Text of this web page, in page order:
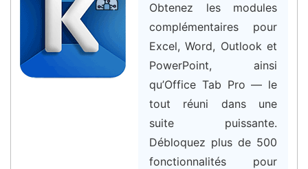
Obtenez les modules
complémentaires pour
Excel, Word, Outlook et
PowerPoint, ainsi
qu’Office Tab Pro — le
tout réuni dans une
suite puissante.
Débloquez plus de 500
fonctionnalités pour